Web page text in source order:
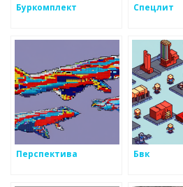
Буркомплект Спецлит
Перспектива Бвк